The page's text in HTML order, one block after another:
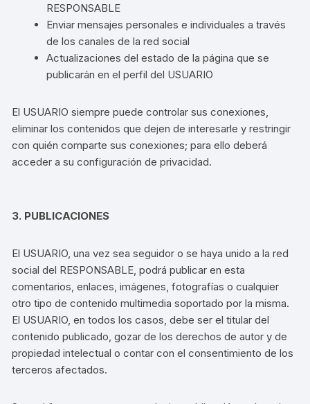
RESPONSABLE
Enviar mensajes personales e individuales a través
de los canales de la red social
Actualizaciones del estado de la página que se
publicarán en el perfil del USUARIO
El USUARIO siempre puede controlar sus conexiones,
eliminar los contenidos que dejen de interesarle y restringir
con quién comparte sus conexiones; para ello deberá
acceder a su configuración de privacidad.
3. PUBLICACIONES
El USUARIO, una vez sea seguidor o se haya unido a la red
social del RESPONSABLE, podrá publicar en esta
comentarios, enlaces, imágenes, fotografías o cualquier
otro tipo de contenido multimedia soportado por la misma.
El USUARIO, en todos los casos, debe ser el titular del
contenido publicado, gozar de los derechos de autor y de
propiedad intelectual o contar con el consentimiento de los
terceros afectados.